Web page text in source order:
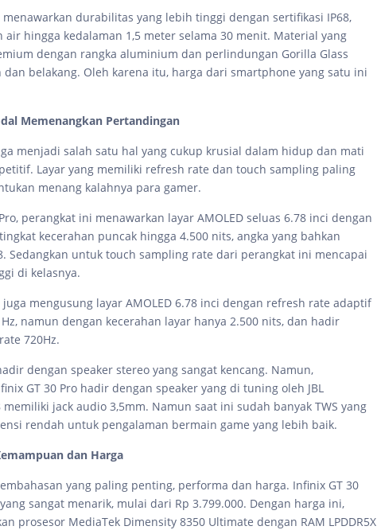
menawarkan durabilitas yang lebih tinggi dengan sertifikasi IP68,
air hingga kedalaman 1,5 meter selama 30 menit. Material yang
dengan rangka aluminium dan perlindungan Gorilla Glass
belakang. Oleh karena itu, harga dari smartphone yang satu ini
Memenangkan Pertandingan
menjadi salah satu hal yang cukup krusial dalam hidup dan mati
Layar yang memiliki refresh rate dan touch sampling paling
menang kalahnya para gamer.
perangkat ini menawarkan layar AMOLED seluas 6.78 inci dengan
kecerahan puncak hingga 4.500 nits, angka yang bahkan
Sedangkan untuk touch sampling rate dari perangkat ini mencapai
di kelasnya.
juga mengusung layar AMOLED 6.78 inci dengan refresh rate adaptif
namun dengan kecerahan layar hanya 2.500 nits, dan hadir
720Hz.
dengan speaker stereo yang sangat kencang. Namun,
GT 30 Pro hadir dengan speaker yang di tuning oleh JBL
memiliki jack audio 3,5mm. Namun saat ini sudah banyak TWS yang
rendah untuk pengalaman bermain game yang lebih baik.
dan Harga
yang paling penting, performa dan harga. Infinix GT 30
sangat menarik, mulai dari Rp 3.799.000. Dengan harga ini,
prosesor MediaTek Dimensity 8350 Ultimate dengan RAM LPDDR5X